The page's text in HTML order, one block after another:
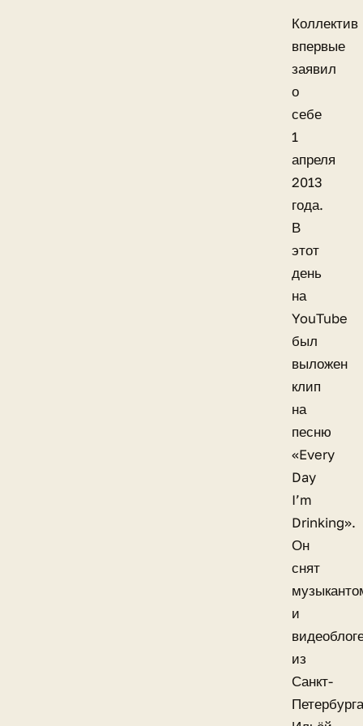
Коллектив
впервые
заявил
о
себе
1
апреля
2013
года.
В
этот
день
на
YouTube
был
выложен
клип
на
песню
«Every
Day
I’m
Drinking».
Он
снят
и
из
Санкт-
Петербурга